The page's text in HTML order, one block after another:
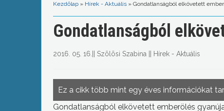
Kezdőlap » Hírek - Aktuális » Gondatlanságból elkövetett
Gondatlanságból
2016. 05. 16. Szõlõsi Szabina Hírek - Aktuális
Ez a cikk több mint egy éves információkat
Gondatlanságból elkövetett emberölés